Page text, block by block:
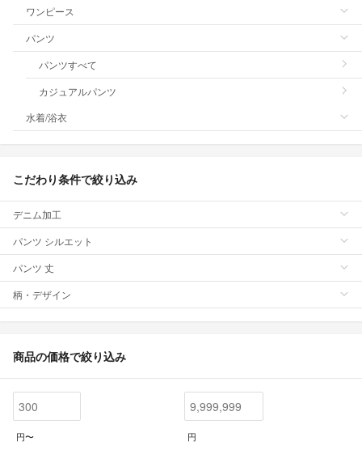
ワンピース
パンツ
パンツすべて
カジュアルパンツ
水着/浴衣
こだわり条件で絞り込み
デニム加工
パンツ シルエット
パンツ 丈
柄・デザイン
商品の価格で絞り込み
円〜 円